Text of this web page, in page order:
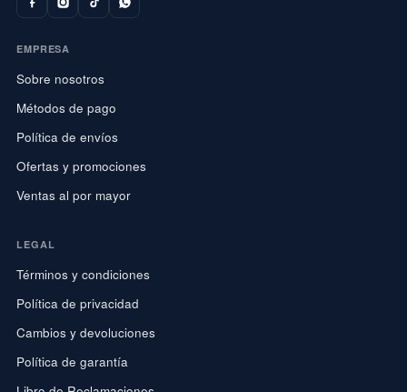
EMPRESA
Sobre nosotros
Métodos de pago
Política de envíos
Ofertas y promociones
Ventas al por mayor
LEGAL
Términos y condiciones
Política de privacidad
Cambios y devoluciones
Política de garantía